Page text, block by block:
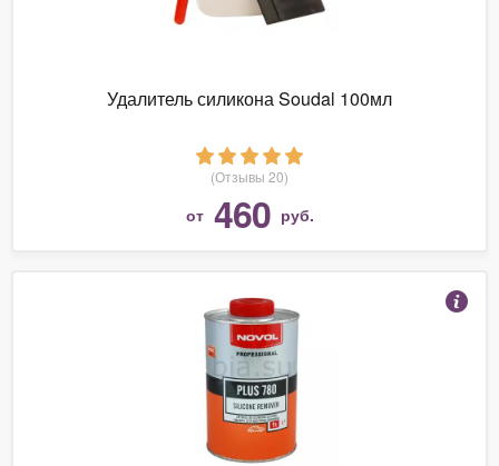
Удалитель силикона Soudal 100мл
(Отзывы 20)
от 460 руб.